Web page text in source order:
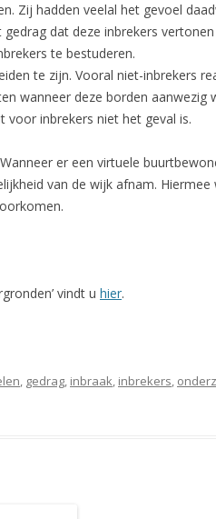
Zij hadden veelal het gevoel
dat deze inbrekers
te bestuderen.
te zijn. Vooral niet-inbrekers
wanneer deze borden aanwezig
inbrekers niet het geval is.
er een virtuele
van de wijk afnam.
vindt u hier.
, gedrag, inbraak, inbrekers,